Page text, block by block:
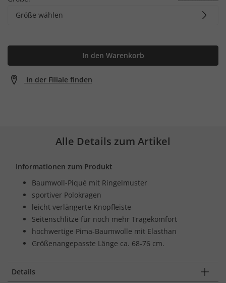
Größe wählen
In den Warenkorb
In der Filiale finden
Alle Details zum Artikel
Informationen zum Produkt
Baumwoll-Piqué mit Ringelmuster
sportiver Polokragen
leicht verlängerte Knopfleiste
Seitenschlitze für noch mehr Tragekomfort
hochwertige Pima-Baumwolle mit Elasthan
Größenangepasste Länge ca. 68-76 cm.
Details